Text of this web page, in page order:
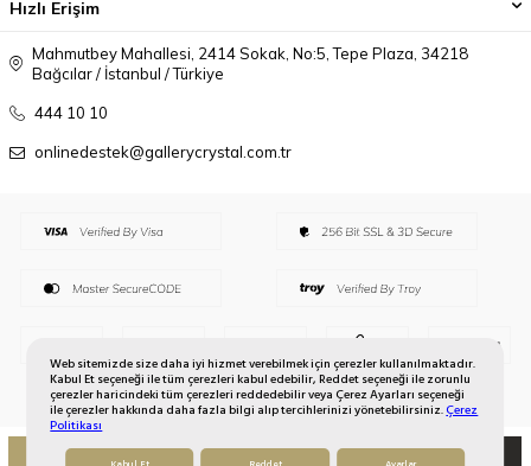
Web sitemizde size daha iyi hizmet verebilmek için çerezler kullanılmaktadır.
Kabul Et seçeneği ile tüm çerezleri kabul edebilir, Reddet seçeneği ile zorunlu
çerezler haricindeki tüm çerezleri reddedebilir veya Çerez Ayarları seçeneği
ile çerezler hakkında daha fazla bilgi alıp tercihlerinizi yönetebilirsiniz.Çerez
Politikası
SEPETE EKLE HEMEN AL
Hızlı Erişim
Mahmutbey Mahallesi, 2414 Sokak, No:5, Tepe Plaza, 34218
Bağcılar / İstanbul / Türkiye
444 10 10
onlinedestek@gallerycrystal.com.tr